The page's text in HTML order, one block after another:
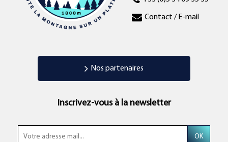
Contact / E-mail
Nos partenaires
Inscrivez-vous à la newsletter